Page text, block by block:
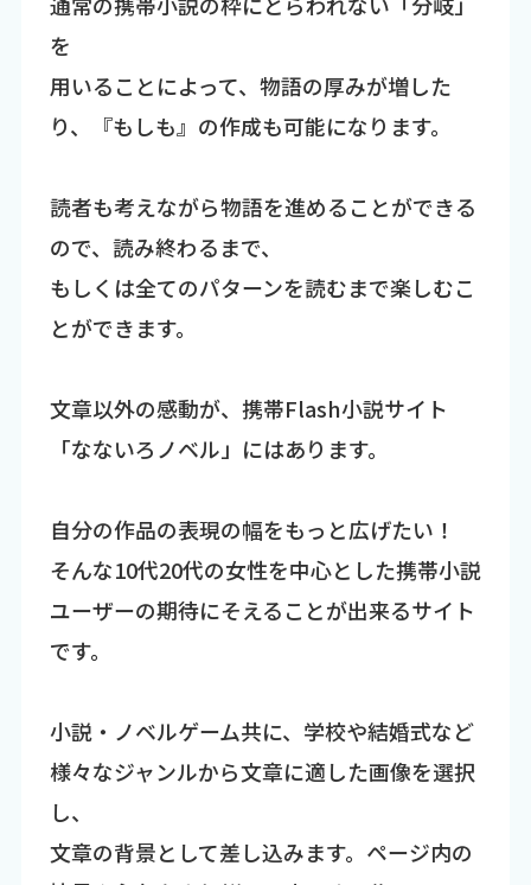
を
用いることによって、物語の厚みが増した
り、『もしも』の作成も可能になります。
読者も考えながら物語を進めることができる
ので、読み終わるまで、
もしくは全てのパターンを読むまで楽しむこ
とができます。
文章以外の感動が、携帯Flash小説サイト
「なないろノベル」にはあります。
自分の作品の表現の幅をもっと広げたい！
そんな10代20代の女性を中心とした携帯小説
ユーザーの期待にそえることが出来るサイト
です。
小説・ノベルゲーム共に、学校や結婚式など
様々なジャンルから文章に適した画像を選択
し、
文章の背景として差し込みます。ページ内の